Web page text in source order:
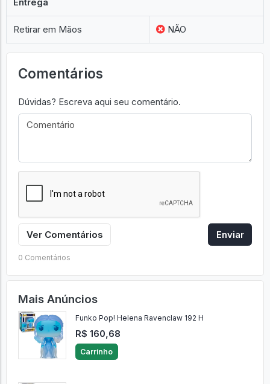
Retirar em Mãos NÃO
Comentários
Dúvidas? Escreva aqui seu comentário.
Ver Comentários Enviar
0 Comentários
Mais Anúncios
Funko Pop! Helena Ravenclaw 192 H
R$ 160,68
Carrinho